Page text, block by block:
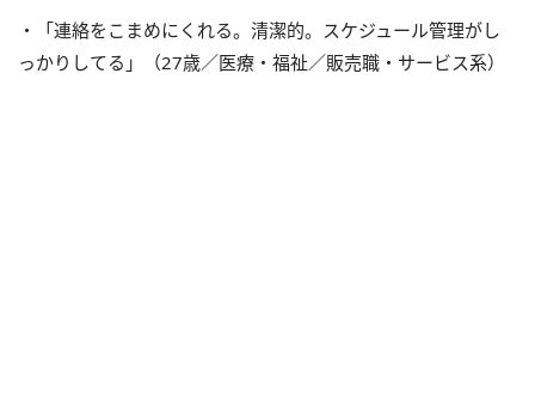
・「連絡をこまめにくれる。清潔的。スケジュール管理がし
っかりしてる」（27歳／医療・福祉／販売職・サービス系）